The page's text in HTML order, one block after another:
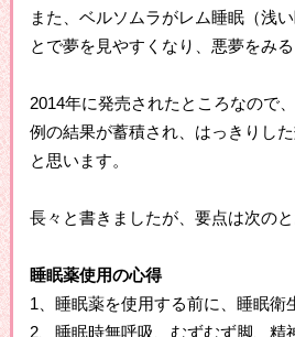
また、ベルソムラがレム睡眠（浅
とで夢を見やすくなり、悪夢をみ
2014年に発売されたところなので
例の結果が蓄積され、はっきりし
と思います。
長々と書きましたが、要点は次のと
睡眠薬使用の心得
1、睡眠薬を使用する前に、睡眠衛
2、睡眠時無呼吸、むずむず脚、精